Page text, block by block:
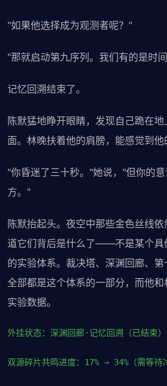
"如果他选择成为观测者呢？"
"那就启动第九序列。我们有的是时
记忆回溯结束了。
陈默猛地睁开眼睛，发现自己跪在
面。林晚扶着他的肩膀，能感觉到他
"你昏迷了三十秒。"她说，"但你的
方。"
陈默抬起头。夜空中那些金色丝线
道它们背后是什么了——不是某个具
的实验体系。裁决塔、深渊回廊、
全部都是这个体系的一部分，而他
实验数据。
外挂状态：深渊回廊·记忆回溯（已结束）
双源碎片共鸣进度：17% → 34%（需等待